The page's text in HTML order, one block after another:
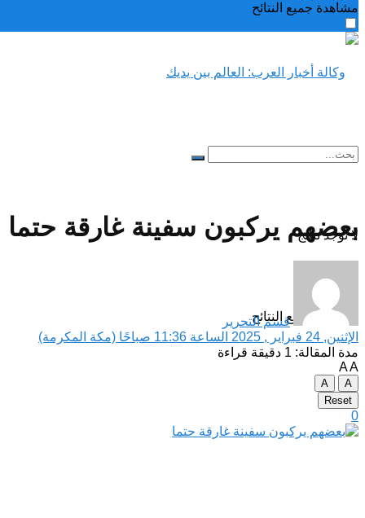
مشاهدة جميع النتائح
لا توجد نتائج
مشاهدة جميع النتائح
بعضهم يركبون سفينة غارقة حتما
قسم التحرير
الإثنين, 24 فبراير , 2025 الساعة 11:36 صباحًا (مكة المكرمة)
مدة المقالة: 1 دقيقة قراءة
AA
A
A
Reset
0